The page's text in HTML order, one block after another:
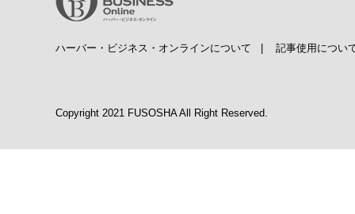
ハーバー・ビジネス・オンラインについて 記事使用につい
Copyright 2021 FUSOSHA All Right Reserved.